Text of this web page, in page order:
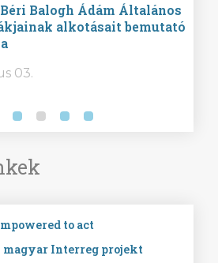
Ádám Általános
alkotásait bemutató
to act
magyar Interreg projekt